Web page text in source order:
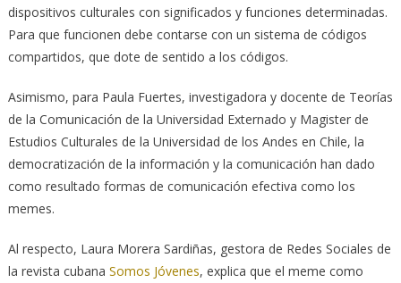
dispositivos culturales con significados y funciones determinadas.
Para que funcionen debe contarse con un sistema de códigos
compartidos, que dote de sentido a los códigos.
Asimismo, para Paula Fuertes, investigadora y docente de Teorías
de la Comunicación de la Universidad Externado y Magister de
Estudios Culturales de la Universidad de los Andes en Chile, la
democratización de la información y la comunicación han dado
como resultado formas de comunicación efectiva como los
memes.
Al respecto, Laura Morera Sardiñas, gestora de Redes Sociales de
la revista cubana Somos Jóvenes, explica que el meme como